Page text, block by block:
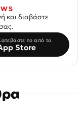
και διαβάστε
το από το
Store